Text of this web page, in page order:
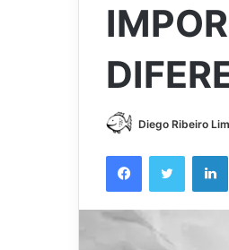
Diego Ribeiro
FacebookTwitter